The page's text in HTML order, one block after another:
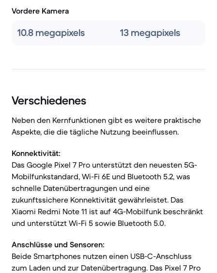
Vordere Kamera
10.8 megapixels 13 megapixels
Verschiedenes
Neben den Kernfunktionen gibt es weitere praktische
Aspekte, die die tägliche Nutzung beeinflussen.
Konnektivität:
Das Google Pixel 7 Pro unterstützt den neuesten 5G-
Mobilfunkstandard, Wi-Fi 6E und Bluetooth 5.2, was
schnelle Datenübertragungen und eine
zukunftssichere Konnektivität gewährleistet. Das
Xiaomi Redmi Note 11 ist auf 4G-Mobilfunk beschränkt
und unterstützt Wi-Fi 5 sowie Bluetooth 5.0.
Anschlüsse und Sensoren:
Beide Smartphones nutzen einen USB-C-Anschluss
zum Laden und zur Datenübertragung. Das Pixel 7 Pro